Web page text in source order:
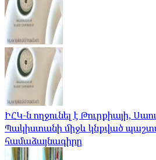
ԻՀԿ-ն ողջունել է Թուրքիայի,
Պակիստանի միջև կնքված
համաձայնագիրը